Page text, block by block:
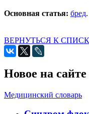
Основная статья: бред.
ВЕРНУТЬСЯ К
Новое на сайте
Медицинский словарь